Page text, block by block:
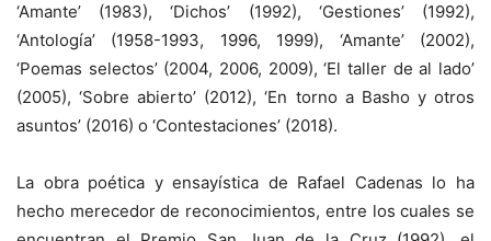
‘Amante’ (1983), ‘Dichos’ (1992), ‘Gestiones’ (1992),
‘Antología’ (1958-1993, 1996, 1999), ‘Amante’ (2002),
‘Poemas selectos’ (2004, 2006, 2009), ‘El taller de al lado’
(2005), ‘Sobre abierto’ (2012), ‘En torno a Basho y otros
asuntos’ (2016) o ‘Contestaciones’ (2018).
La obra poética y ensayística de Rafael Cadenas lo ha
hecho merecedor de reconocimientos, entre los cuales se